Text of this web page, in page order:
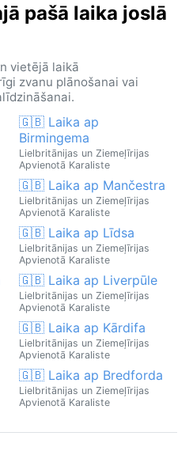
pašā laika joslā
vietējā laikā
zvanu plānošanai vai
🇬🇧 Laika ap
Birmingema
Lielbritānijas un Ziemeļīrijas
Apvienotā Karaliste
🇬🇧 Laika ap Mančestra
Lielbritānijas un Ziemeļīrijas
Apvienotā Karaliste
🇬🇧 Laika ap Līdsa
Lielbritānijas un Ziemeļīrijas
Apvienotā Karaliste
🇬🇧 Laika ap Liverpūle
Lielbritānijas un Ziemeļīrijas
Apvienotā Karaliste
🇬🇧 Laika ap Kārdifa
Lielbritānijas un Ziemeļīrijas
Apvienotā Karaliste
🇬🇧 Laika ap Bredforda
Lielbritānijas un Ziemeļīrijas
Apvienotā Karaliste